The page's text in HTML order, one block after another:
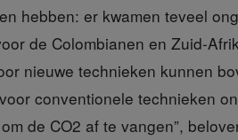
hebben: er kwamen teveel
de Colombianen en Zuid-
nieuwe technieken kunnen
conventionele technieken
de CO2 af te vangen”,